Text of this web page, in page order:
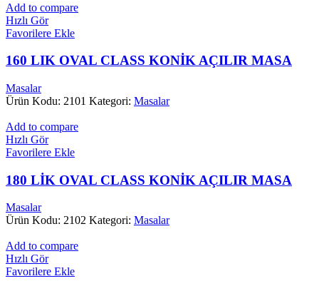
Add to compare
Hızlı Gör
Favorilere Ekle
160 LIK OVAL CLASS KONİK AÇILIR MASA
Masalar
Ürün Kodu: 2101 Kategori: Masalar
Add to compare
Hızlı Gör
Favorilere Ekle
180 LİK OVAL CLASS KONİK AÇILIR MASA
Masalar
Ürün Kodu: 2102 Kategori: Masalar
Add to compare
Hızlı Gör
Favorilere Ekle